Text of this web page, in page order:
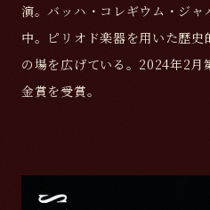
演。バッハ・コレギウム・ジ
中。ピリオド楽器を用いた歴
の場を広げている。2024年2月
金賞を受賞。